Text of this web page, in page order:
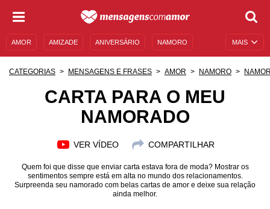
MAIS
AMOR AMIZADE ANIVERSÁRIO NAMORO
MENSAGENS E FRASES MENSAGENS DE ANIVERSÁRIO
CATEGORIAS MENSAGENS E FRASES AMOR NAMORO
CARTA PARA O MEU
NAMORADO
VER VÍDEO COMPARTILHAR
Quem foi que disse que enviar carta estava fora de moda? Mostrar os
sentimentos sempre está em alta no mundo dos relacionamentos.
Surpreenda seu namorado com belas cartas de amor e deixe sua relação
ainda melhor.